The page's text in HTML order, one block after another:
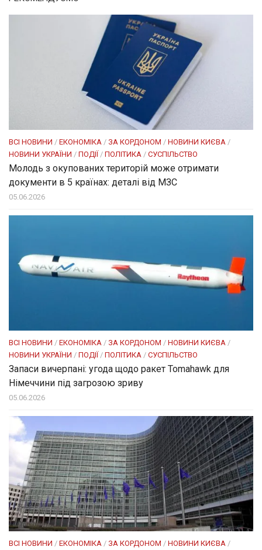
ВСІ НОВИНИ / ЕКОНОМІКА / ЗА КОРДОНОМ / НОВИНИ КИЄВА /
НОВИНИ УКРАЇНИ / ПОДІЇ / ПОЛІТИКА / СУСПІЛЬСТВО
Молодь з окупованих територій може отримати
документи в 5 країнах: деталі від МЗС
05.06.2026
ВСІ НОВИНИ / ЕКОНОМІКА / ЗА КОРДОНОМ / НОВИНИ КИЄВА /
НОВИНИ УКРАЇНИ / ПОДІЇ/ ПОЛІТИКА / СУСПІЛЬСТВО
Запаси вичерпані: угода щодо ракет Tomahawk для
Німеччини під загрозою зриву
05.06.2026
ВСІ НОВИНИ / ЕКОНОМІКА / ЗА КОРДОНОМ / НОВИНИ КИЄВА /